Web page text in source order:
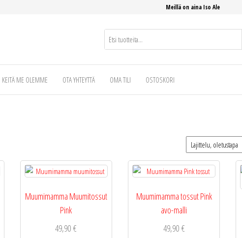
Meillä on aina Iso Ale
KEITÄ ME OLEMME OTA YHTEYTTÄ OMA TILI OSTOSKORI
Muumimamma Muumitossut
Pink
49,90€
Muumimamma tossut Pink
avo-malli
49,90 €